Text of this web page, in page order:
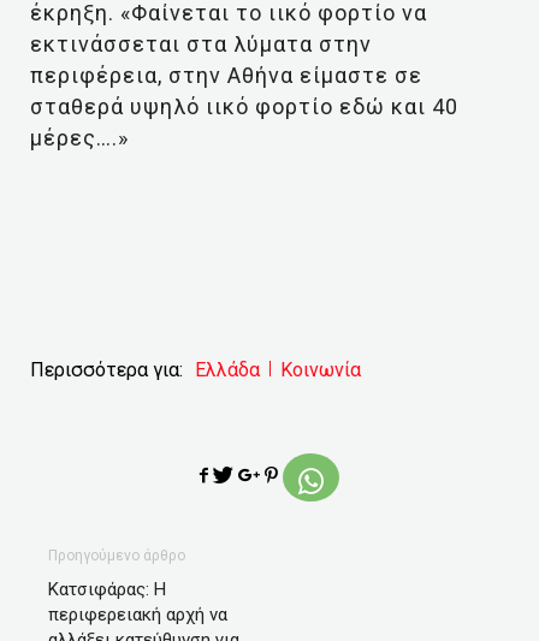
έκρηξη. «Φαίνεται το ιικό φορτίο να
εκτινάσσεται στα λύματα στην
περιφέρεια, στην Αθήνα είμαστε σε
σταθερά υψηλό ιικό φορτίο εδώ και 40
μέρες….»
Περισσότερα για: Ελλάδα Κοινωνία
Προηγούμενο άρθρο
Κατσιφάρας: Η
περιφερειακή αρχή να